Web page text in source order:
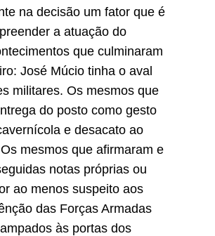
na decisão um fator que é
a atuação do
que culminaram
José Múcio tinha o aval
militares. Os mesmos que
do posto como gesto
e desacato ao
mesmos que afirmaram e
notas próprias ou
ao menos suspeito aos
das Forças Armadas
às portas dos